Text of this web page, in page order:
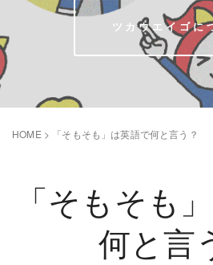
ツカウエイゴに
HOME > 「そもそも」は英語で何と言う？
「そもそも
何と言